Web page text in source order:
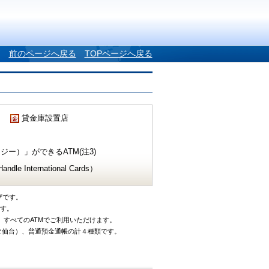
前のページへ戻る TOPページへ戻る
貸金庫設置店
ー）」ができるATM(注3)
International Cards）
す。
。
べてのATMでご利用いただけます。
台）、普通預金通帳の計４種類です。